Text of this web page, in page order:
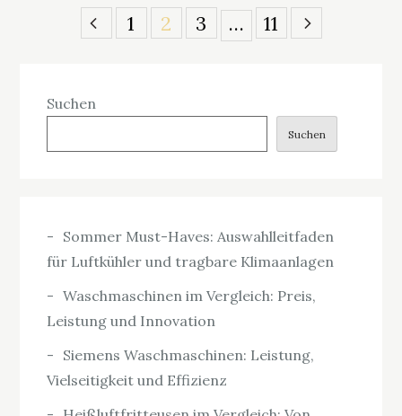
Seitennummerierung
Beiträge
1 2 3 … 11
Suchen
Suchen
Sommer Must-Haves: Auswahlleitfaden
für Luftkühler und tragbare Klimaanlagen
Waschmaschinen im Vergleich: Preis,
Leistung und Innovation
Siemens Waschmaschinen: Leistung,
Vielseitigkeit und Effizienz